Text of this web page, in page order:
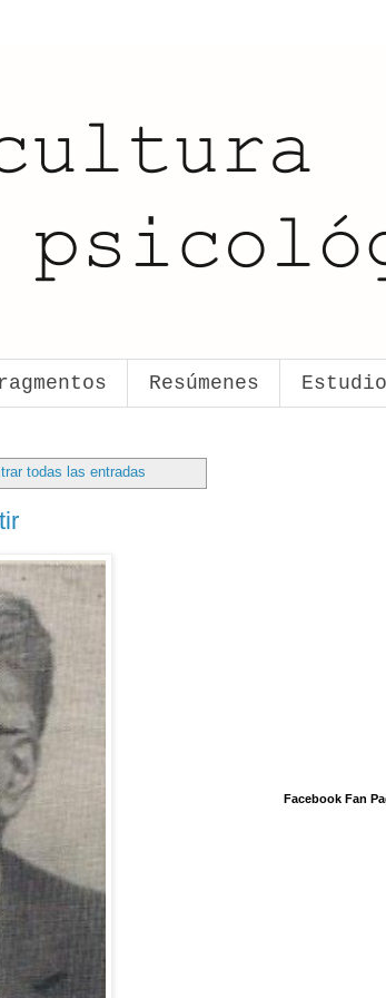
Resúmenes
todas las entradas
Facebook Fan